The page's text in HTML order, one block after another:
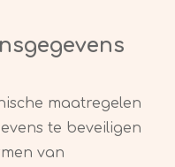
maatregelen
te beveiligen
van